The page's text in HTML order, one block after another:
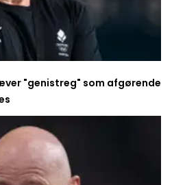
"genistreg" som afgørende